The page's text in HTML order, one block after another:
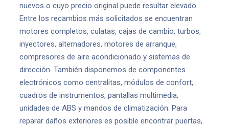
nuevos o cuyo precio original puede resultar elevado.
Entre los recambios más solicitados se encuentran
motores completos, culatas, cajas de cambio, turbos,
inyectores, alternadores, motores de arranque,
compresores de aire acondicionado y sistemas de
dirección. También disponemos de componentes
electrónicos como centralitas, módulos de confort,
cuadros de instrumentos, pantallas multimedia,
unidades de ABS y mandos de climatización. Para
reparar daños exteriores es posible encontrar puertas,